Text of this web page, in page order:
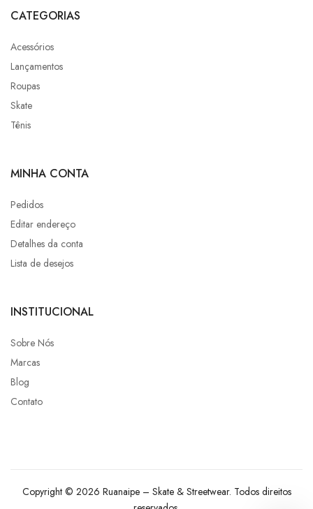
CATEGORIAS
Acessórios
Lançamentos
Roupas
Skate
Tênis
MINHA CONTA
Pedidos
Editar endereço
Detalhes da conta
Lista de desejos
INSTITUCIONAL
Sobre Nós
Marcas
Blog
Contato
Copyright © 2026 Ruanaipe – Skate & Streetwear. Todos direitos